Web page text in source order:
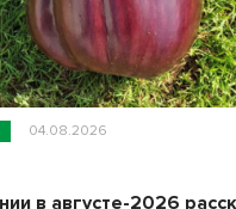
04.08.2026
в августе-2026